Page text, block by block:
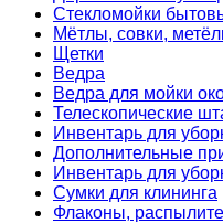
Стекломойки
Мётлы, совки,
Щетки
Ведра
Ведра для мойки
Телескопические
Инвентарь для
Дополнительные
Инвентарь для
Сумки для клининга
Флаконы,